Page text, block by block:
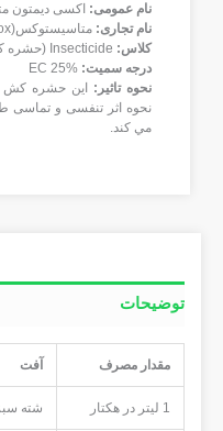
نام عمومی: اکسی دیمتون
نام تجاری: متاسيستوكس(Metasystox)
کلاس:
درجه سمیت:
نحوه تاثیر: اين حشره كش
نحوه اثر تنفسی و تماسی
مي كند.
توضیحات
مقدار مصرف آفت
1 لیتر در هکتار شته